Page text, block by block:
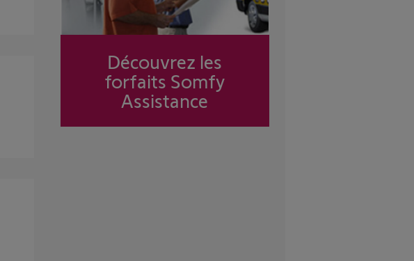
Découvrez les
forfaits Somfy
Assistance